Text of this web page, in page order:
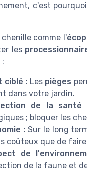
c'est
chenille comme l'
les
:
ciblé : Les pièges
dans votre jardin.
de la santé
; bloquer les
:Sur le long
coûteux que de
de
de la faune et